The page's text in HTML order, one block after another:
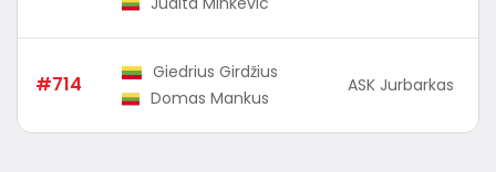
#714
Giedrius Girdžius
Domas Mankus
ASK Jurbarkas